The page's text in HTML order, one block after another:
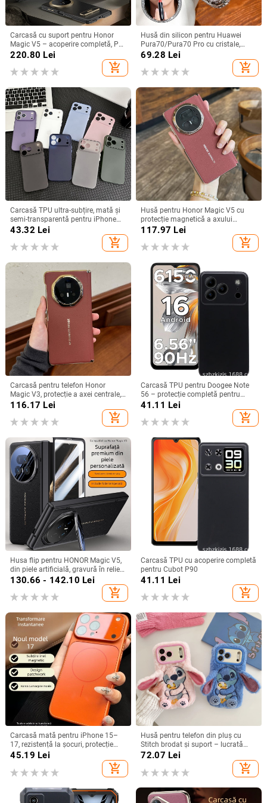
Carcasă cu suport pentru Honor
Magic V5 – acoperire completă, PC
mat, anti-cădere, anti-amprente
220.80 Lei
add_shopping_cart
Husă din silicon pentru Huawei
Pura70/Pura70 Pro cu cristale,
transparentă, estetică, suport
încorporat și disipare a căldurii
69.28 Lei
add_shopping_cart
Carcasă TPU ultra-subțire, mată și
semi-transparentă pentru iPhone
11/12/14/15/16/17 Pro Max,
protecție împotriva căderilor, anti-
amprente
43.32 Lei
add_shopping_cart
Husă pentru Honor Magic V5 cu
protecție magnetică a axului
central, acoperire completă a
electroplacare, protecție anti-cădere
117.97 Lei
add_shopping_cart
Carcasă pentru telefon Honor
Magic V3, protecție a axei centrale,
noul model Magic V5, husă ușoară
electroplacare, anti-cădere
116.17 Lei
add_shopping_cart
Carcasă TPU pentru Doogee Note
56 – protecție completă pentru
Note 56, Plus și Pro, realizată
41.11 Lei
add_shopping_cart
Husa flip pentru HONOR Magic V5,
din piele artificială, gravură în relief,
stil Ins, anti-cadere
130.66 - 142.10 Lei
add_shopping_cart
Carcasă TPU cu acoperire completă
pentru Cubot P90
41.11 Lei
add_shopping_cart
Carcasă mată pentru iPhone 15–
17, rezistență la șocuri, protecție
pentru obiectiv, prindere magnetică,
45.19 Lei
add_shopping_cart
Husă pentru telefon din pluș cu
Stitch brodat și suport – lucrată
manual, stil desen animat drăguț,
protecție anti-cădere, pentru seria
iPhone 11–17
72.07 Lei
add_shopping_cart